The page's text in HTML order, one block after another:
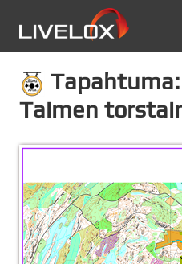
Taimen